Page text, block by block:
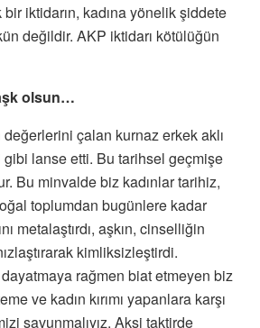
iktidarın, kadına yönelik şiddete
değildir. AKP iktidarı kötülüğün
olsun…
değerlerini çalan kurnaz erkek aklı
lanse etti. Bu tarihsel geçmişe
Bu minvalde biz kadınlar tarihiz,
toplumdan bugünlere kadar
metalaştırdı, aşkın, cinselliğin
kimliksizleştirdi.
dayatmaya rağmen biat etmeyen biz
ve kadın kırımı yapanlara karşı
savunmalıyız. Aksi taktirde